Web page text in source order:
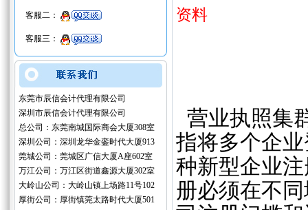
客服二：
客服三：
东莞市辰信会计代理有限公司
深圳市辰信会计代理有限公司
总公司：东莞南城国际商会大厦308室
深圳公司：深圳龙华金銮时代大厦913
莞城公司：莞城区广信大厦A座602室
万江公司：万江区街道鑫源大厦302室
大岭山公司：大岭山镇上场路11号102
厚街公司：厚街镇莞太路时代大厦501
资料
营业执照集
指将多个企
种新型企业
册必须在不